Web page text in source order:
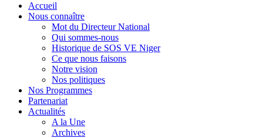
Accueil
Nous connaître
Mot du Directeur National
Qui sommes-nous
Historique de SOS VE Niger
Ce que nous faisons
Notre vision
Nos politiques
Nos Programmes
Partenariat
Actualités
A la Une
Archives